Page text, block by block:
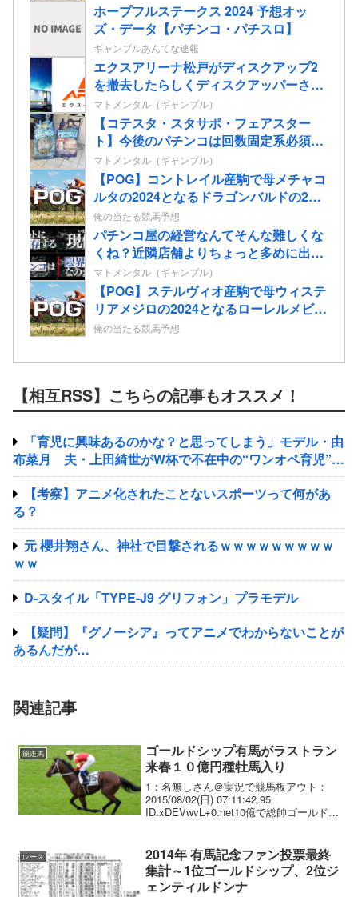
ホープフルステークス 2024 予想オッ
ズ・データ【パチンコ・パチスロ】
ギャンブルあんてな速報
エクスアリーナ松戸がディスクアップ2
を撤去したらしくディスクアッパーさん
達から落胆の声
マトメンタル（ギャンブル）
【コテスタ・スタサポ・フェアスター
ト】今後のパチンコは回数固定系必須で
いいよな。そして釘は完全に廃止するべ
き
マトメンタル（ギャンブル）
【POG】コントレイル産駒で母メチャコ
ルタの2024となるドラゴンバルドの2歳
情報
俺の当たる競馬予想
パチンコ屋の経営なんてそんな難しくな
くね？近隣店舗よりちょっと多めに出し
ておけば勝手に客が寄ってくるのに強欲
すぎて極限まで搾り取るから客が飛ぶん
だよ
マトメンタル（ギャンブル）
【POG】ステルヴィオ産駒で母ウィステ
リアメジロの2024となるローレルメビウ
スの2歳情報
俺の当たる競馬予想
【相互RSS】こちらの記事もオススメ！
「育児に興味あるのかな？と思ってしまう」モデル・由
布菜月 夫・上田綺世がW杯で不在中の“ワンオペ育児”へ
の苦言が物議
【考察】アニメ化されたことないスポーツって何があ
る？
元 櫻井翔さん、神社で目撃されるｗｗｗｗｗｗｗｗｗ
ｗｗ
D-スタイル「TYPE-J9 グリフォン」プラモデル
【疑問】『グノーシア』ってアニメでわからないことが
あるんだが…
関連記事
競走馬
ゴールドシップ有馬がラストラン
来春１０億円種牡馬入り
1：名無しさん＠実況で競馬板アウト：
2015/08/02(日) 07:11:42.95
ID:xDEVwvL+0.net10億で総帥ゴールド来
個性と芦毛の馬体で人気もＮ...
レース
2014年 有馬記念ファン投票最終
集計～1位ゴールドシップ、2位ジ
ェンティルドンナ